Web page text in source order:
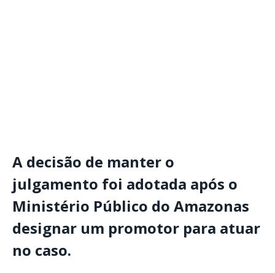
A decisão de manter o
julgamento foi adotada após o
Ministério Público do Amazonas
designar um promotor para atuar
no caso.